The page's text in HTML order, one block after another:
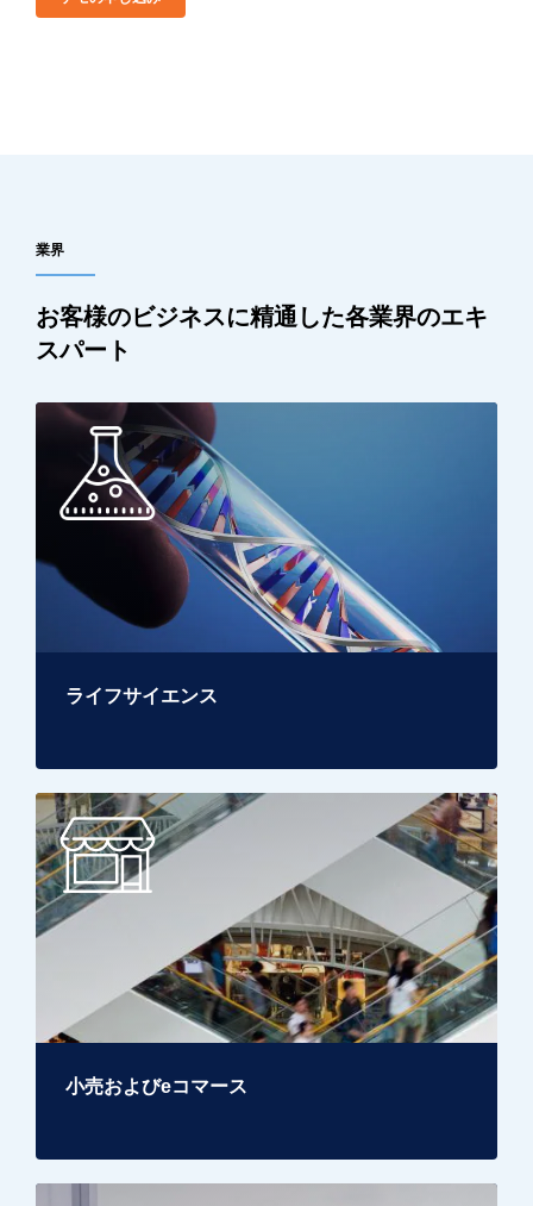
業界
お客様のビジネスに精通した各業界のエキ
スパート
ライフサイエンス
小売およびeコマース